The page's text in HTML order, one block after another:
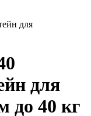
для
для
до 40 кг